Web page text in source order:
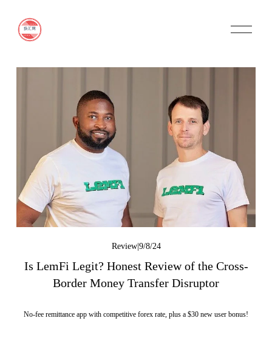
O
p
Review 9/8/24
Is LemFi Legit? Honest Review of the Cross-
Border Money Transfer Disruptor
No-fee remittance app with competitive forex rate, plus a $30 new user bonus!